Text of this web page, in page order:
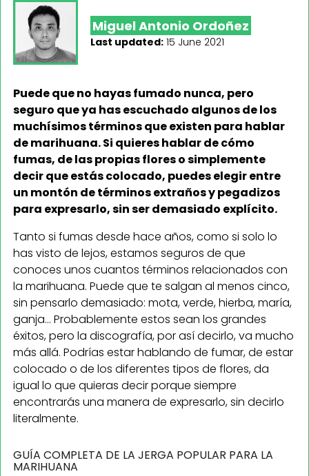
Miguel Antonio Ordoñez
Last updated: 15 June 2021
Puede que no hayas fumado nunca, pero
seguro que ya has escuchado algunos de los
muchísimos términos que existen para hablar
de marihuana. Si quieres hablar de cómo
fumas, de las propias flores o simplemente
decir que estás colocado, puedes elegir entre
un montón de términos extraños y pegadizos
para expresarlo, sin ser demasiado explícito.
Tanto si fumas desde hace años, como si solo lo
has visto de lejos, estamos seguros de que
conoces unos cuantos términos relacionados con
la marihuana. Puede que te salgan al menos cinco,
sin pensarlo demasiado: mota, verde, hierba, maría,
ganja... Probablemente estos sean los grandes
éxitos, pero la discografía, por así decirlo, va mucho
más allá. Podrías estar hablando de fumar, de estar
colocado o de los diferentes tipos de flores, da
igual lo que quieras decir porque siempre
encontrarás una manera de expresarlo, sin decirlo
literalmente.
GUÍA COMPLETA DE LA JERGA POPULAR PARA LA
MARIHUANA